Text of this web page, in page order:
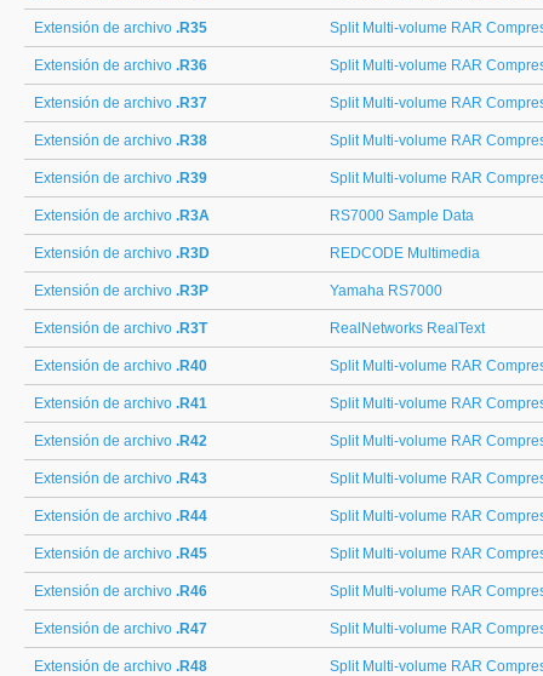
Extensión de archivo .R35 Split Multi-volume RAR
Extensión de archivo .R36 Split Multi-volume RAR
Extensión de archivo .R37 Split Multi-volume RAR
Extensión de archivo .R38 Split Multi-volume RAR
Extensión de archivo .R39 Split Multi-volume RAR
Extensión de archivo .R3A RS7000 Sample Data
Extensión de archivo .R3D REDCODE Multimedia
Extensión de archivo .R3P Yamaha RS7000
Extensión de archivo .R3T RealNetworks RealText
Extensión de archivo .R40 Split Multi-volume RAR
Extensión de archivo .R41 Split Multi-volume RAR
Extensión de archivo .R42 Split Multi-volume RAR
Extensión de archivo .R43 Split Multi-volume RAR
Extensión de archivo .R44 Split Multi-volume RAR
Extensión de archivo .R45 Split Multi-volume RAR
Extensión de archivo .R46 Split Multi-volume RAR
Extensión de archivo .R47 Split Multi-volume RAR
Extensión de archivo .R48 Split Multi-volume RAR